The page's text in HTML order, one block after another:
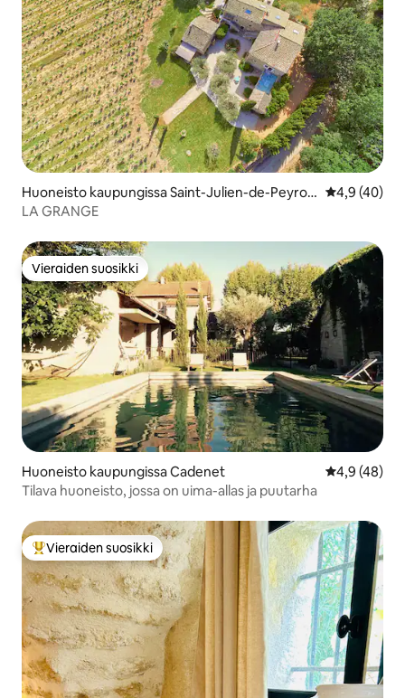
Huoneisto kaupungissa Saint-Julien-de-Peyrola
s
4,9 (40)
LA GRANGE
Vieraiden suosikki
Vieraiden suosikki
Huoneisto kaupungissa Cadenet
4,9 (48)
Tilava huoneisto, jossa on uima-allas ja puutarha
Vieraiden suosikkien parhaimmistoa
Vieraiden suosikki